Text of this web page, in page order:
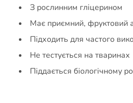
З рослинним гліцерином
Має приємний, фруктовий
Підходить для частого
Не тестується на тваринах
Піддається біологічному